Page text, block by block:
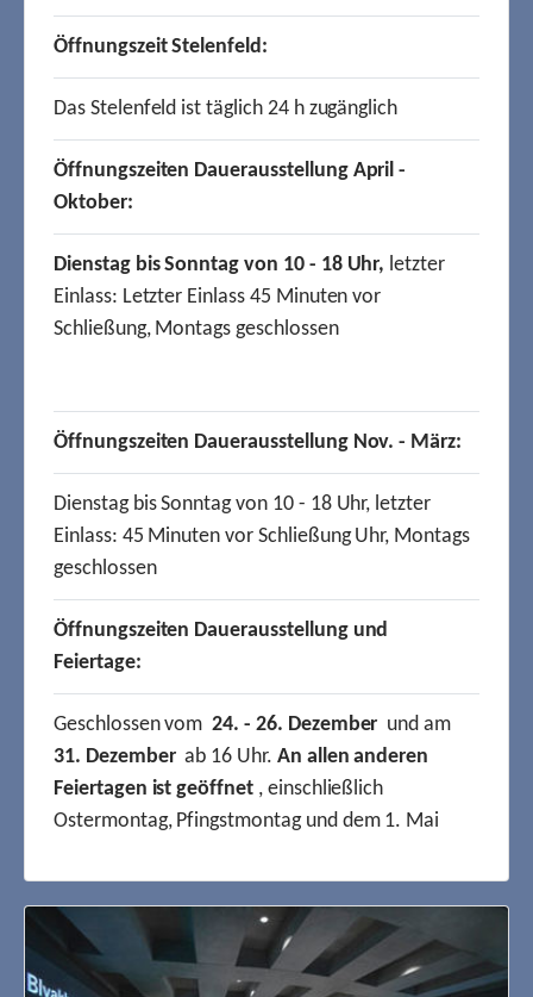
Öffnungszeit Stelenfeld:
Das Stelenfeld ist täglich 24 h zugänglich
Öffnungszeiten Dauerausstellung April -
Oktober:
Dienstag bis Sonntag von 10 - 18 Uhr, letzter
Einlass: Letzter Einlass 45 Minuten vor
Schließung, Montags geschlossen
Öffnungszeiten Dauerausstellung Nov. - März:
Dienstag bis Sonntag von 10 - 18 Uhr, letzter
Einlass: 45 Minuten vor Schließung Uhr, Montags
geschlossen
Öffnungszeiten Dauerausstellung und
Feiertage:
Geschlossen vom24. - 26. Dezember und am
31. Dezemberab 16 Uhr. An allen anderen
Feiertagen ist geöffnet, einschließlich
Ostermontag, Pfingstmontag und dem 1. Mai